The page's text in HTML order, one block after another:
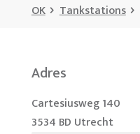
OK Tankstations
Adres
Cartesiusweg 140
3534 BD Utrecht